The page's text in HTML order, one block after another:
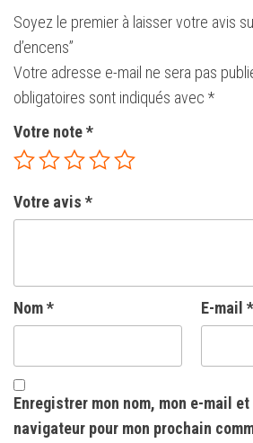
Soyez le premier à laisser votre avis
d’encens”
Votre adresse e-mail ne sera pas
obligatoires sont indiqués avec *
Votre note*
Votre avis *
Nom* E-mail *
Enregistrer mon nom, mon e-mail
navigateur pour mon prochain